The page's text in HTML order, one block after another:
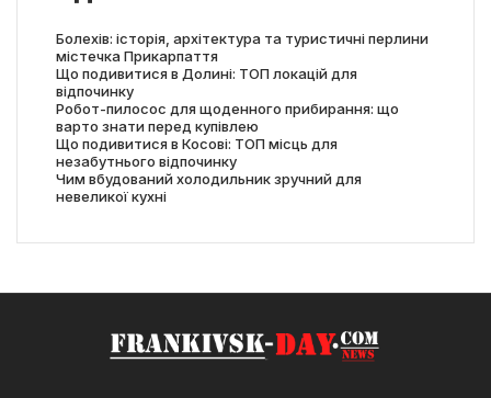
Болехів: історія, архітектура та туристичні перлини
містечка Прикарпаття
Що подивитися в Долині: ТОП локацій для
відпочинку
Робот-пилосос для щоденного прибирання: що
варто знати перед купівлею
Що подивитися в Косові: ТОП місць для
незабутнього відпочинку
Чим вбудований холодильник зручний для
невеликої кухні